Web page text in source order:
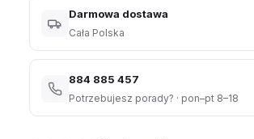
Darmowa dostawa
Cała Polska
884 885 457
Potrzebujesz porady? · pon–pt 8–18